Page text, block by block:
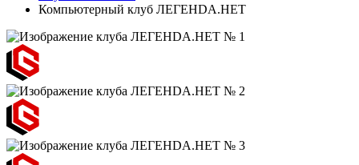
Компьютерный клуб ЛЕГЕНDА.НЕТ